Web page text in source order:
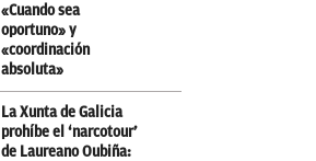
«Cuando sea
oportuno» y
«coordinación
absoluta»
La Xunta de Galicia
prohíbe el ‘narcotour’
de Laureano Oubiña: